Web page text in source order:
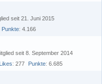
seit 21. Juni 2015
Punkte 4.166
seit 8. September 2014
277 Punkte 6.685